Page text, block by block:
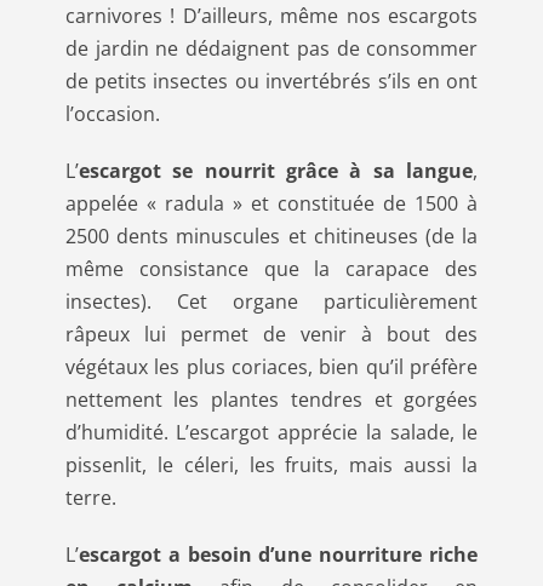
carnivores ! D’ailleurs, même nos escargots
de jardin ne dédaignent pas de consommer
de petits insectes ou invertébrés s’ils en ont
l’occasion.
L’escargot se nourrit grâce à sa langue,
appelée « radula » et constituée de 1500 à
2500 dents minuscules et chitineuses (de la
même consistance que la carapace des
insectes). Cet organe particulièrement
râpeux lui permet de venir à bout des
végétaux les plus coriaces, bien qu’il préfère
nettement les plantes tendres et gorgées
d’humidité. L’escargot apprécie la salade, le
pissenlit, le céleri, les fruits, mais aussi la
terre.
L’escargot a besoin d’une nourriture riche